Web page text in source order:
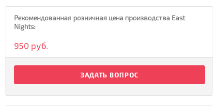
Рекомендованная розничная цена производства East
Nights:
950 руб.
ЗАДАТЬ ВОПРОС